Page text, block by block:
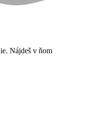
Nájdeš v ňom